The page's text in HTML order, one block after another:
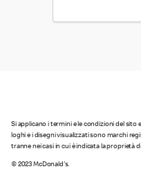
Si applicano i termini e le condizioni del sito
loghi e i disegni visualizzati sono marchi
tranne nei casi in cui è indicata la proprietà
© 2023 McDonald's.